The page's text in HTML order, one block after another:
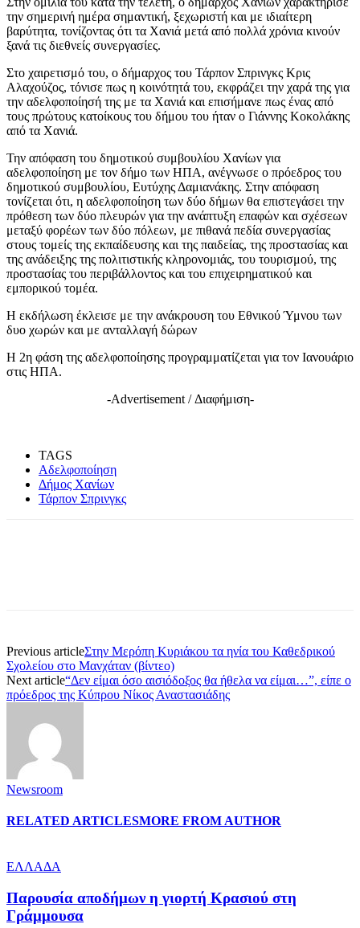
την σημερινή ημέρα σημαντική, ξεχωριστή και με ιδιαίτερη
βαρύτητα, τονίζοντας ότι τα Χανιά μετά από πολλά χρόνια κινούν
ξανά τις διεθνείς συνεργασίες.
Στο χαιρετισμό του, ο δήμαρχος του Τάρπον Σπρινγκς Κρις
Αλαχούζος, τόνισε πως η κοινότητά του, εκφράζει την χαρά της για
την αδελφοποίησή της με τα Χανιά και επισήμανε πως ένας από
τους πρώτους κατοίκους του δήμου του ήταν ο Γιάννης Κοκολάκης
από τα Χανιά.
Την απόφαση του δημοτικού συμβουλίου Χανίων για
αδελφοποίηση με τον δήμο των ΗΠΑ, ανέγνωσε ο πρόεδρος του
δημοτικού συμβουλίου, Ευτύχης Δαμιανάκης. Στην απόφαση
τονίζεται ότι, η αδελφοποίηση των δύο δήμων θα επιστεγάσει την
πρόθεση των δύο πλευρών για την ανάπτυξη επαφών και σχέσεων
μεταξύ φορέων των δύο πόλεων, με πιθανά πεδία συνεργασίας
στους τομείς της εκπαίδευσης και της παιδείας, της προστασίας και
της ανάδειξης της πολιτιστικής κληρονομιάς, του τουρισμού, της
προστασίας του περιβάλλοντος και του επιχειρηματικού και
εμπορικού τομέα.
Η εκδήλωση έκλεισε με την ανάκρουση του Εθνικού Ύμνου των
δυο χωρών και με ανταλλαγή δώρων
Η 2η φάση της αδελφοποίησης προγραμματίζεται για τον Ιανουάριο
στις ΗΠΑ.
-Advertisement / Διαφήμιση-
TAGS
Αδελφοποίηση
Δήμος Χανίων
Τάρπον Σπρινγκς
Previous articleΣτην Μερόπη Κυριάκου τα ηνία του Καθεδρικού
Σχολείου στο Μανχάταν (βίντεο)
Next article“Δεν είμαι όσο αισιόδοξος θα ήθελα να είμαι…”, είπε ο
πρόεδρος της Κύπρου Νίκος Αναστασιάδης
Newsroom
RELATED ARTICLESMORE FROM AUTHOR
ΕΛΛΑΔΑ
Παρουσία αποδήμων η γιορτή Κρασιού στη
Γράμμουσα